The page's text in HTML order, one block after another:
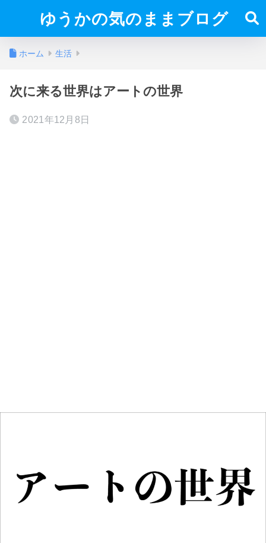
ゆうかの気のままブログ
ホーム 生活
次に来る世界はアートの世界
2021年12月8日